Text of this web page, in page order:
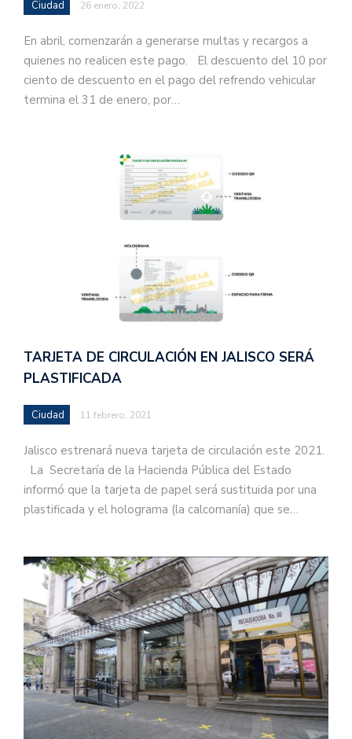
Ciudad 26 enero, 2022
En abril, comenzarán a generarse multas y recargos a
quienes no realicen este pago. El descuento del 10 por
ciento de descuento en el pago del refrendo vehicular
termina el 31 de enero, por…
TARJETA DE CIRCULACIÓN EN JALISCO SERÁ
PLASTIFICADA
Ciudad 11 febrero, 2021
Jalisco estrenará nueva tarjeta de circulación este 2021.
La Secretaría de la Hacienda Pública del Estado
informó que la tarjeta de papel será sustituida por una
plastificada y el holograma (la calcomanía) que se…